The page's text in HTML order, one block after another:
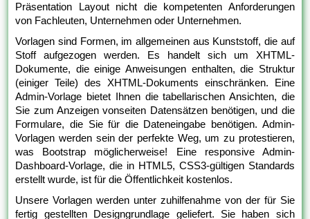
Präsentation Layout nicht die kompetenten Anforderungen
von Fachleuten, Unternehmen oder Unternehmen.
Vorlagen sind Formen, im allgemeinen aus Kunststoff, die auf
Stoff aufgezogen werden. Es handelt sich um XHTML-
Dokumente, die einige Anweisungen enthalten, die Struktur
(einiger Teile) des XHTML-Dokuments einschränken. Eine
Admin-Vorlage bietet Ihnen die tabellarischen Ansichten, die
Sie zum Anzeigen vonseiten Datensätzen benötigen, und die
Formulare, die Sie für die Dateneingabe benötigen. Admin-
Vorlagen werden sein der perfekte Weg, um zu protestieren,
was Bootstrap möglicherweise! Eine responsive Admin-
Dashboard-Vorlage, die in HTML5, CSS3-gültigen Standards
erstellt wurde, ist für die Öffentlichkeit kostenlos.
Unsere Vorlagen werden unter zuhilfenahme von der für Sie
fertig gestellten Designgrundlage geliefert. Sie haben sich